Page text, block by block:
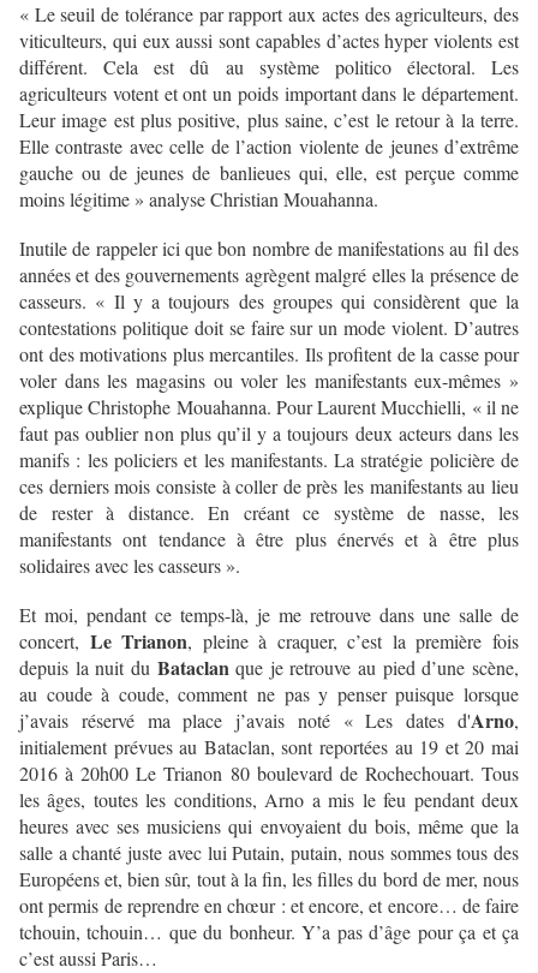
« Le seuil de tolérance par rapport aux actes des agriculteurs, des
viticulteurs, qui eux aussi sont capables d’actes hyper violents est
différent. Cela est dû au système politico électoral. Les
agriculteurs votent et ont un poids important dans le département.
Leur image est plus positive, plus saine, c’est le retour à la terre.
Elle contraste avec celle de l’action violente de jeunes d’extrême
gauche ou de jeunes de banlieues qui, elle, est perçue comme
moins légitime » analyse Christian Mouahanna.
Inutile de rappeler ici que bon nombre de manifestations au fil des
années et des gouvernements agrègent malgré elles la présence de
casseurs. « Il y a toujours des groupes qui considèrent que la
contestations politique doit se faire sur un mode violent. D’autres
ont des motivations plus mercantiles. Ils profitent de la casse pour
voler dans les magasins ou voler les manifestants eux-mêmes »
explique Christophe Mouahanna. Pour Laurent Mucchielli, « il ne
faut pas oublier non plus qu’il y a toujours deux acteurs dans les
manifs : les policiers et les manifestants. La stratégie policière de
ces derniers mois consiste à coller de près les manifestants au lieu
de rester à distance. En créant ce système de nasse, les
manifestants ont tendance à être plus énervés et à être plus
solidaires avec les casseurs ».
Et moi, pendant ce temps-là, je me retrouve dans une salle de
concert, Le Trianon, pleine à craquer, c’est la première fois
depuis la nuit du Bataclanque je retrouve au pied d’une scène,
au coude à coude, comment ne pas y penser puisque lorsque
j’avais réservé ma place j’avais noté « Les dates d'Arno,
initialement prévues au Bataclan, sont reportées au 19 et 20 mai
2016 à 20h00 Le Trianon 80 boulevard de Rochechouart. Tous
les âges, toutes les conditions, Arno a mis le feu pendant deux
heures avec ses musiciens qui envoyaient du bois, même que la
salle a chanté juste avec lui Putain, putain, nous sommes tous des
Européens et, bien sûr, tout à la fin, les filles du bord de mer, nous
ont permis de reprendre en chœur : et encore, et encore… de faire
tchouin, tchouin… que du bonheur. Y’a pas d’âge pour ça et ça
c’est aussi Paris…